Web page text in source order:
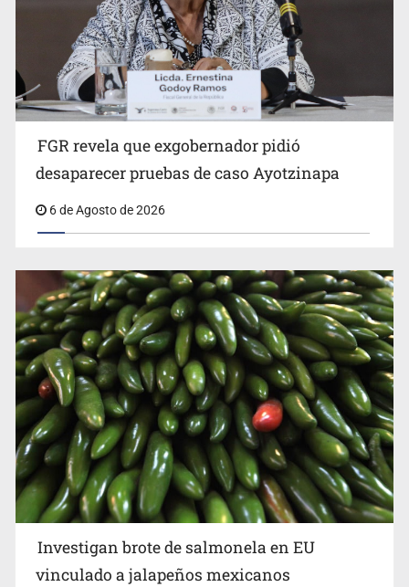
Kershenobich descarta brote de ciclosporiasis en
FGR revela que exgobernador pidió
desaparecer pruebas de caso Ayotzinapa
6 de Agosto de 2026
Investigan brote de salmonela en EU
vinculado a jalapeños mexicanos